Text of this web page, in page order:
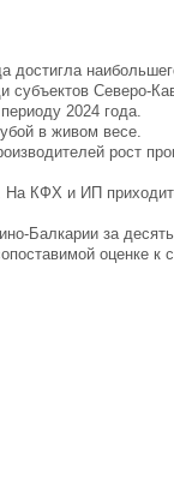
достигла
субъектов Северо-
2024 года.
в живом весе.
рост
На КФХ и ИП
Балкарии за
оценке к